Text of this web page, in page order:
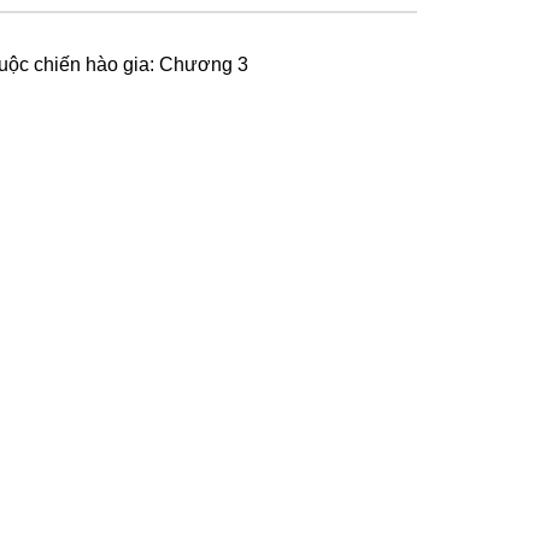
chiến hào gia: Chương 3